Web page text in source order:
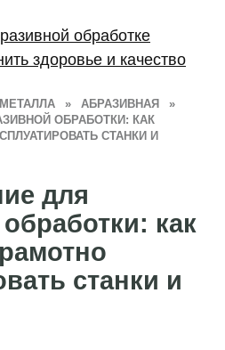
» АБРАЗИВНАЯ
»
ОБРАБОТКИ: КАК
СТАНКИ И
для
как
станки и
обработке
здоровье и качество